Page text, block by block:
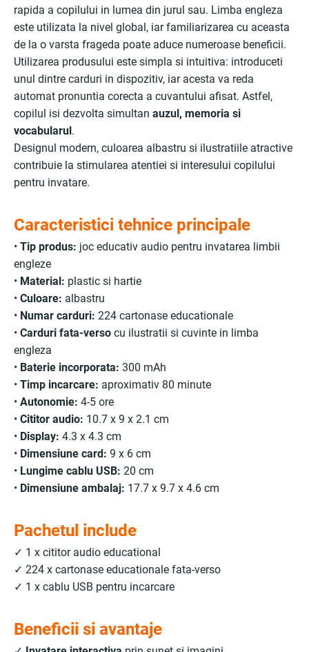
rapida a copilului in lumea din jurul sau. Limba engleza
este utilizata la nivel global, iar familiarizarea cu aceasta
de la o varsta frageda poate aduce numeroase beneficii.
Utilizarea produsului este simpla si intuitiva: introduceti
unul dintre carduri in dispozitiv, iar acesta va reda
automat pronuntia corecta a cuvantului afisat. Astfel,
copilul isi dezvolta simultan auzul, memoria si
vocabularul.
Designul modern, culoarea albastru si ilustratiile atractive
contribuie la stimularea atentiei si interesului copilului
pentru invatare.
Caracteristici tehnice principale
• Tip produs: joc educativ audio pentru invatarea limbii
engleze
• Material: plastic si hartie
• Culoare: albastru
• Numar carduri: 224 cartonase educationale
• Carduri fata-verso cu ilustratii si cuvinte in limba
engleza
• Baterie incorporata: 300 mAh
• Timp incarcare: aproximativ 80 minute
• Autonomie: 4-5 ore
• Cititor audio: 10.7 x 9 x 2.1 cm
• Display: 4.3 x 4.3 cm
• Dimensiune card: 9 x 6 cm
• Lungime cablu USB: 20 cm
• Dimensiune ambalaj: 17.7 x 9.7 x 4.6 cm
Pachetul include
✓ 1 x cititor audio educational
✓ 224 x cartonase educationale fata-verso
✓ 1 x cablu USB pentru incarcare
Beneficii si avantaje